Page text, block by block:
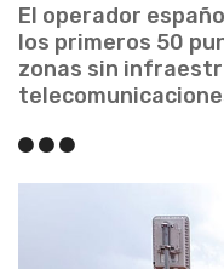
El operador
los primeros 50
zonas sin